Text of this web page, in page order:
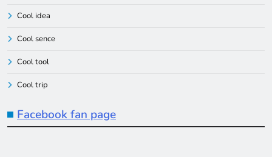
Cool idea
Cool sence
Cool tool
Cool trip
Facebook fan page